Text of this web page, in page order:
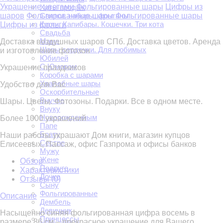
Хиты продаж
Связки, наборы, фонтаны
Корги. Капибары. Кошечки. Три кота
Свадьба
Маме
Шары сердечки. Для любимых
Юбилей
С Юмором
Коробка с шарами
Хвалебные шары
Оскорбительные
Внучке
Внуку
Новорожденным
Папе
Брату
Сестре
Мужу
Жене
Подруге
Дочке
Сыну
Фольгированные
Дембель
Девичник
Принцессы
Украшение цветами Фольгированные шары
Цифры из
шаров Фольгированные шары Фольгированные шары
Цифры из фольги
Доставка воздушных шаров СПб. Доставка цветов. Аренда
и изготовление фотозон
Украшение праздников
Удобство для Вас
Шары. Цветы. Фотозоны. Подарки. Все в одном месте.
Более 1000 украшений
Наши работы украшают Дом книги, магазин купцов
Елисеевых, Пассаж, офис Газпрома и офисы банков
Обзор
Характеристики
Отзывы (0)
Описание
Насыщенно синяя фольгированная цифра восемь в